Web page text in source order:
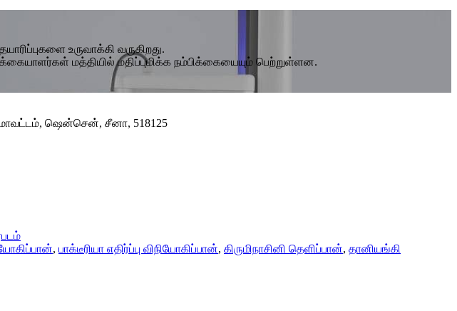
உருவாக்கி வருகிறது.
மத்தியில் மதிப்புமிக்க நம்பிக்கையையும் பெற்றுள்ளன.
ஷென்சென், சீனா, 518125
, பாக்டீரியா எதிர்ப்பு விநியோகிப்பான், கிருமிநாசினி தெளிப்பான், தானியங்கி